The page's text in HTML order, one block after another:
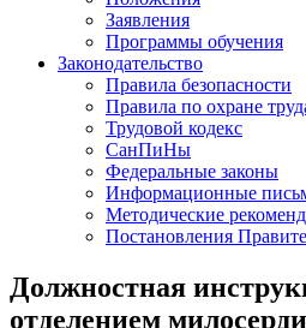
Заявления
Программы обучения
Законодательство
Правила безопасности
Правила по охране
Трудовой кодекс
СанПиНы
Федеральные законы
Информационные
Методические
Постановления
Должностная
отделением